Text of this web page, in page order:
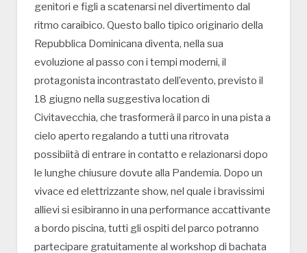
genitori e figli a scatenarsi nel divertimento dal
ritmo caraibico. Questo ballo tipico originario della
Repubblica Dominicana diventa, nella sua
evoluzione al passo con i tempi moderni, il
protagonista incontrastato dell’evento, previsto il
18 giugno nella suggestiva location di
Civitavecchia, che trasformerà il parco in una pista a
cielo aperto regalando a tutti una ritrovata
possibiità di entrare in contatto e relazionarsi dopo
le lunghe chiusure dovute alla Pandemia. Dopo un
vivace ed elettrizzante show, nel quale i bravissimi
allievi si esibiranno in una performance accattivante
a bordo piscina, tutti gli ospiti del parco potranno
partecipare gratuitamente al workshop di bachata